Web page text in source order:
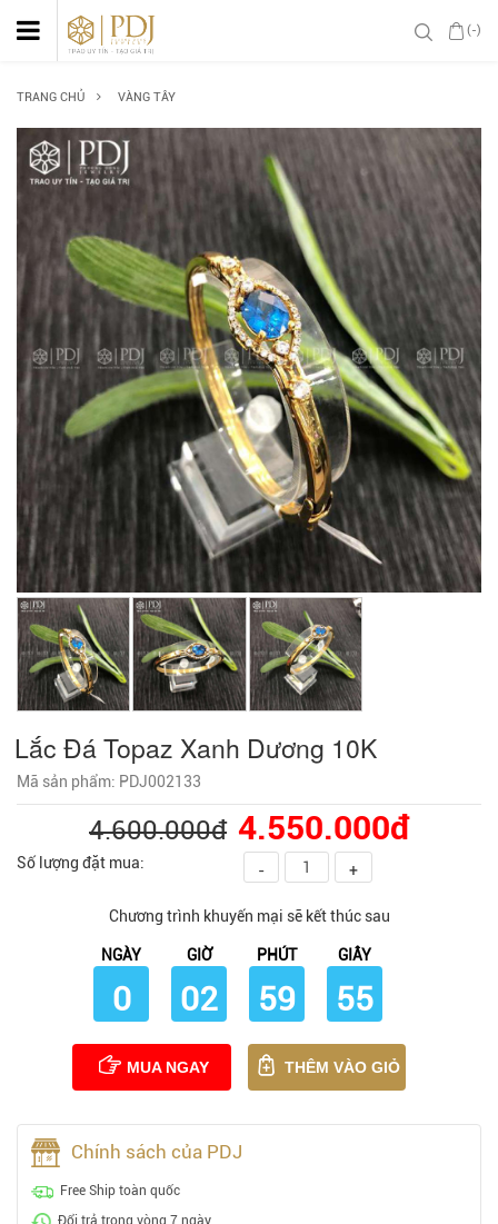
(-)
TRANG CHỦ VÀNG TÂY
Lắc Đá Topaz Xanh Dương 10K
Mã sản phẩm: PDJ002133
4.600.000đ 4.550.000đ
Số lượng đặt mua: - +
Chương trình khuyến mại sẽ kết thúc sau
NGÀY
0
GIỜ
02
PHÚT
59
GIÂY
54
MUA NGAY THÊM VÀO GIỎ
Chính sách của PDJ
Free Ship toàn quốc
Đổi trả trong vòng 7 ngày